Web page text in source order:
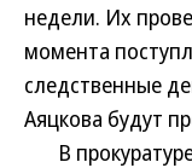
недели. Их
момента
следственные
Аяцкова будут
В прокуратуре